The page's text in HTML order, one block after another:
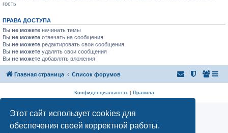
Этот сайт использует cookies для
обеспечения своей корректной работы.
гость
ПРАВА ДОСТУПА
Вы не можете начинать темы
Вы не можете отвечать на сообщения
Вы не можете редактировать свои сообщения
Вы не можете удалять свои сообщения
Вы не можете добавлять вложения
Главная страница Список форумов
Конфиденциальность| Правила